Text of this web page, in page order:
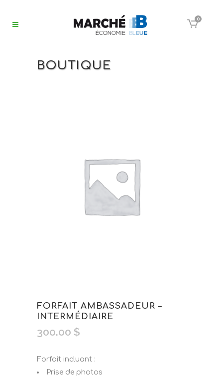
0
BOUTIQUE
FORFAIT AMBASSADEUR –
INTERMÉDIAIRE
300.00 $
Forfait incluant :
Prise de photos